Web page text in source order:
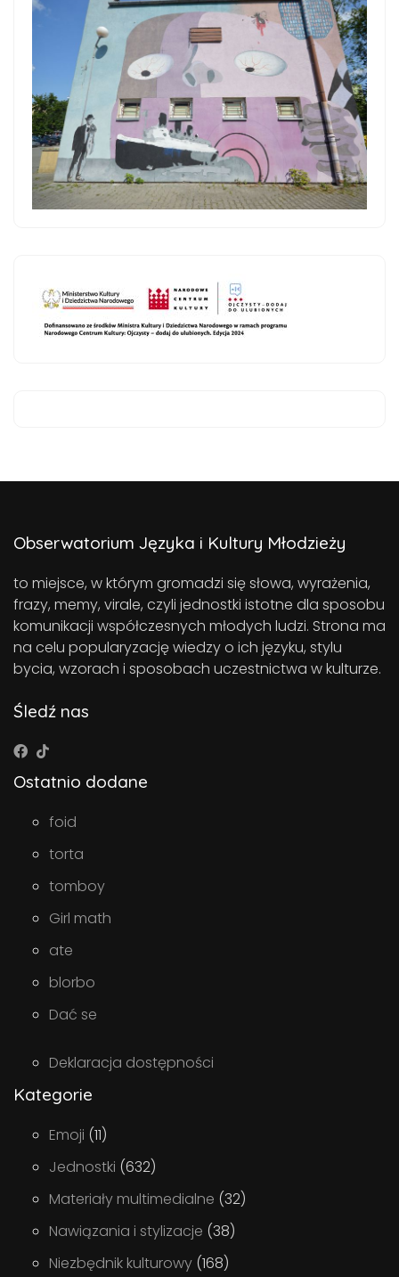
Obserwatorium Języka i Kultury Młodzieży
to miejsce, w którym gromadzi się słowa, wyrażenia,
frazy, memy, virale, czyli jednostki istotne dla sposobu
komunikacji współczesnych młodych ludzi. Strona ma
na celu popularyzację wiedzy o ich języku, stylu
bycia, wzorach i sposobach uczestnictwa w kulturze.
Śledź nas
Ostatnio dodane
foid
torta
tomboy
Girl math
ate
blorbo
Dać se
Deklaracja dostępności
Kategorie
Emoji (11)
Jednostki (632)
Materiały multimedialne (32)
Nawiązania i stylizacje (38)
Niezbędnik kulturowy (168)